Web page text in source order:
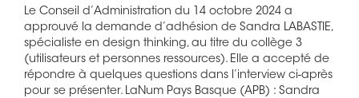
Le Conseil d’Administration du 14 octobre 2024 a
approuvé la demande d’adhésion de Sandra LABASTIE,
spécialiste en design thinking, au titre du collège 3
(utilisateurs et personnes ressources). Elle a accepté de
répondre à quelques questions dans l’interview ci-après
pour se présenter. LaNum Pays Basque (APB) : Sandra